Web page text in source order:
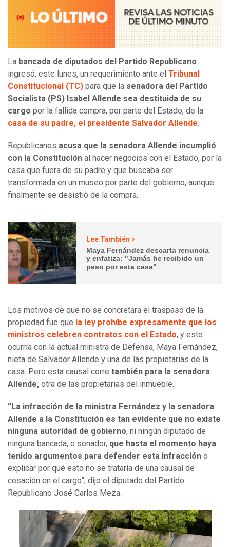
La bancada de diputados del Partido Republicano
ingresó, este lunes, un requerimiento ante el Tribunal
Constitucional (TC) para que la senadora del Partido
Socialista (PS) Isabel Allende sea destituida de su
cargo por la fallida compra, por parte del Estado, de la
casa de su padre, el presidente Salvador Allende.
Republicanos acusa que la senadora Allende incumplió
con la Constitución al hacer negocios con el Estado, por la
casa que fuera de su padre y que buscaba ser
transformada en un museo por parte del gobierno, aunque
finalmente se desistió de la compra.
Lee También >
Maya Fernández descarta renuncia
y enfatiza: "Jamás he recibido un
peso por esta casa"
Los motivos de que no se concretara el traspaso de la
propiedad fue que la ley prohíbe expresamente que los
ministros celebren contratos con el Estado, y esto
ocurría con la actual ministra de Defensa, Maya Fernández,
nieta de Salvador Allende y una de las propietarias de la
casa. Pero esta causal corre también para la senadora
Allende, otra de las propietarias del inmueble.
“La infracción de la ministra Fernández y la senadora
Allende a la Constitución es tan evidente que no existe
ninguna autoridad de gobierno, ni ningún diputado de
ninguna bancada, o senador, que hasta el momento haya
tenido argumentos para defender esta infracción o
explicar por qué esto no se trataría de una causal de
cesación en el cargo”, dijo el diputado del Partido
Republicano José Carlos Meza.